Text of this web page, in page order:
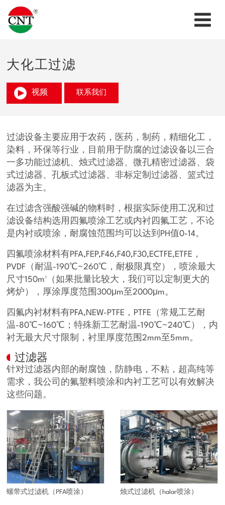
大化工过滤
视频 联系我们
过滤设备主要应用于农药，医药，制药，精细化工，
染料，环保等行业，目前用于防腐的过滤设备以三合
一多功能过滤机、烛式过滤器、微孔精密过滤器、袋
式过滤器、孔板式过滤器、非标定制过滤器、篮式过
滤器为主。
在过滤含强酸强碱的物料时，根据实际使用工况和过
滤设备结构选用四氟喷涂工艺或内衬四氟工艺，不论
是内衬或喷涂，耐腐蚀范围均可以达到PH值0-14。
四氟喷涂材料有PFA,FEP,F46,F40,F30,ECTFE,ETFE，
PVDF（耐温-190℃~260℃，耐极限真空），喷涂最大
尺寸150m³（如果批量比较大，我们可以定制更大的
烤炉），厚涂厚度范围300μm至2000μm。
四氟内衬材料有PFA,NEW-PTFE，PTFE（常规工艺耐
温-80℃~160℃；特殊新工艺耐温-190℃~240℃），内
衬无最大尺寸限制，衬里厚度范围2mm至5mm。
过滤器
针对过滤器内部的耐腐蚀，防静电，不粘，超高纯等
需求，我公司的氟塑料喷涂和内衬工艺可以有效解决
这些问题。
螺带式过滤机（PFA喷涂） 烛式过滤机（halar喷涂）